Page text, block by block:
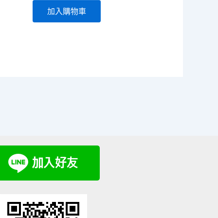
加入購物車